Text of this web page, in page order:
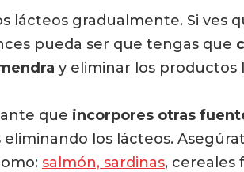
lácteos gradualmente. Si ves
pueda ser que tengas que
y eliminar los productos
que incorpores otras
eliminando los lácteos.
salmón, sardinas, cereales